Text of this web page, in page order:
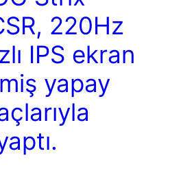
220Hz
IPS ekran
yapay